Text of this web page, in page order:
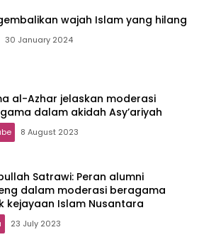
wajah Islam yang hilang
30 January 2024
al-Azhar jelaskan moderasi
dalam akidah Asy’ariyah
8 August 2023
Satrawi: Peran alumni
dalam moderasi beragama
kejayaan Islam Nusantara
23 July 2023